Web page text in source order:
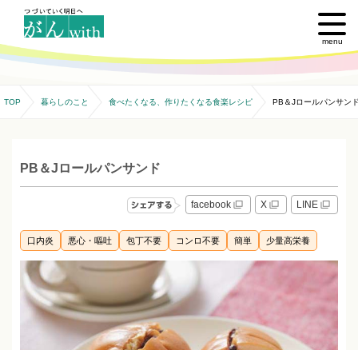
menu
TOP 暮らしのこと 食べたくなる、作りたくなる食楽レシピ PB＆Jロールパンサン
PB＆Jロールパンサンド
facebook X LINE
口内炎 悪心・嘔吐 包丁不要 コンロ不要 簡単 少量高栄養